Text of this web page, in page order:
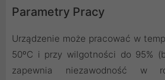
Parametry Pracy
Urządzenie może pracować w
50ºC i przy wilgotności do 95%
zapewnia niezawodność w